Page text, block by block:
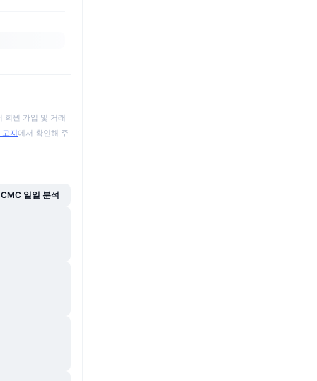
회원 가입 및 거래
지에서 확인해 주
CMC 일일 분석